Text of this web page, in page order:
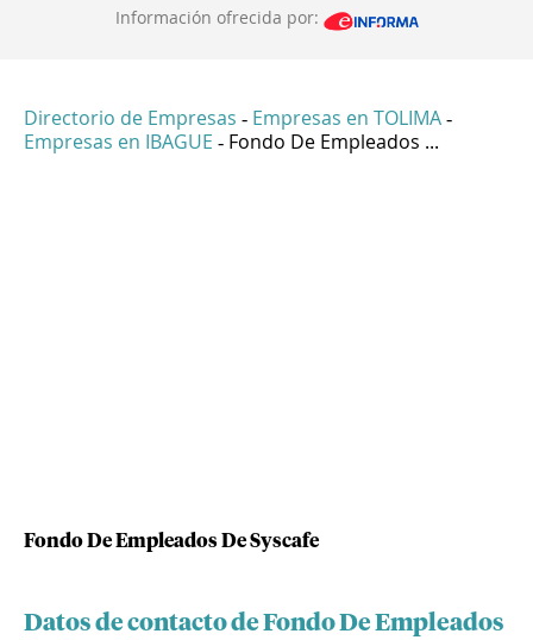
Información ofrecida por:
Directorio de Empresas - Empresas en TOLIMA -
Empresas en IBAGUE - Fondo De Empleados ...
Fondo De Empleados De Syscafe
Datos de contacto de Fondo De Empleados